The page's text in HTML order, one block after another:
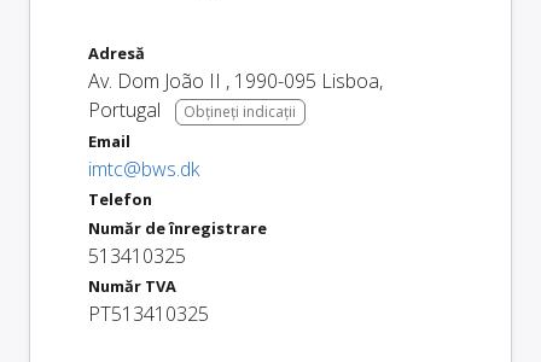
Adresă
Av. Dom João II , 1990-095 Lisboa,
Portugal
Obțineți indicații
Email
imtc@bws.dk
Telefon
Număr de înregistrare
513410325
Număr TVA
PT513410325